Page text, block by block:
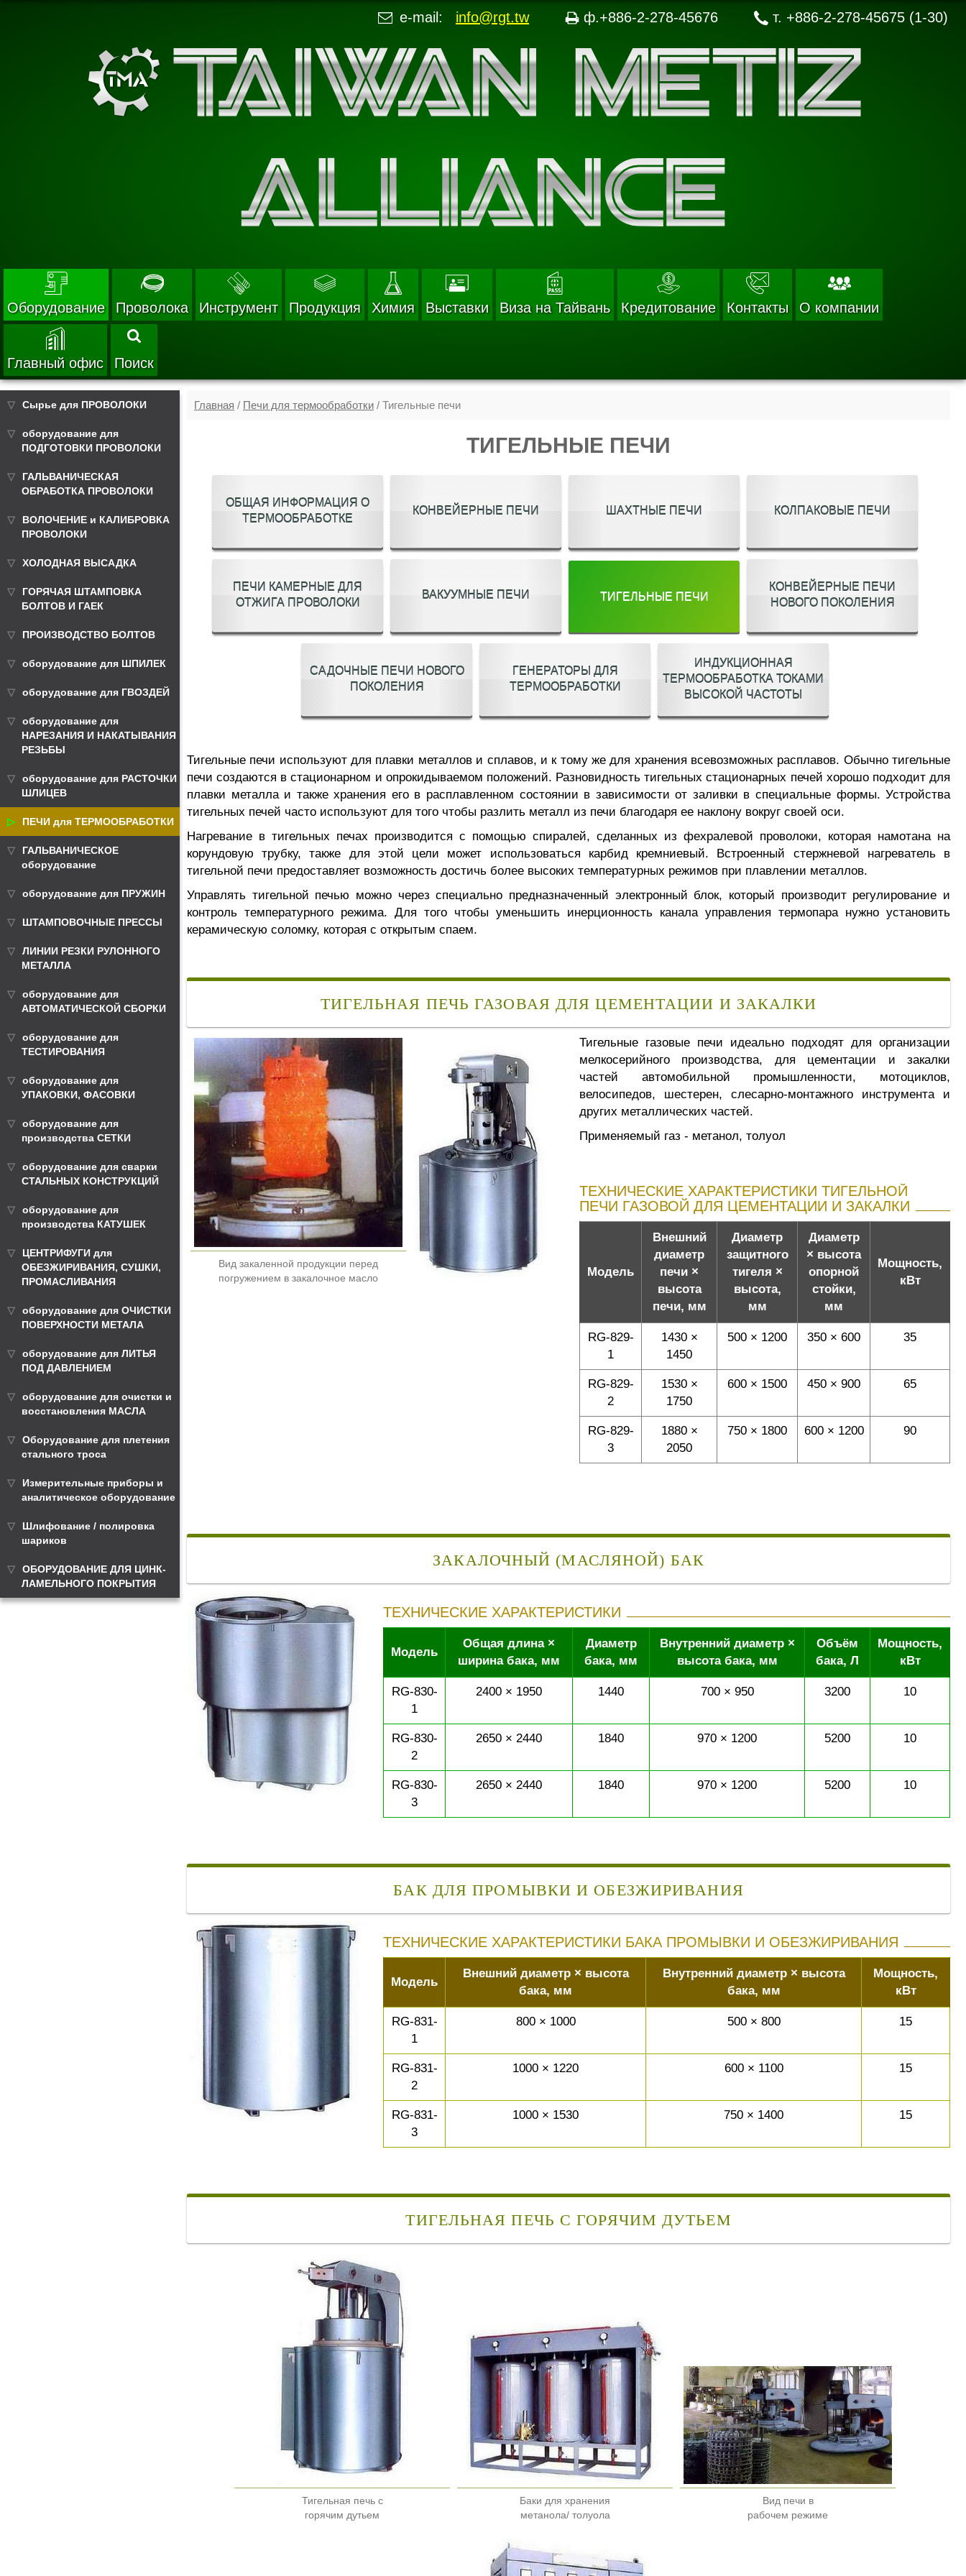
т. +886-2-278-45675 (1-30)
ф.+886-2-278-45676
e-mail: info@rgt.tw
Оборудование Проволока Инструмент Продукция Химия Выставки Виза на Тайвань Кредитование Контакты О компании
Главный офис Поиск
Сырье для ПРОВОЛОКИ
оборудование для
ПОДГОТОВКИ ПРОВОЛОКИ
ГАЛЬВАНИЧЕСКАЯ
ОБРАБОТКА ПРОВОЛОКИ
ВОЛОЧЕНИЕ и КАЛИБРОВКА
ПРОВОЛОКИ
ХОЛОДНАЯ ВЫСАДКА
ГОРЯЧАЯ ШТАМПОВКА
БОЛТОВ И ГАЕК
ПРОИЗВОДСТВО БОЛТОВ
оборудование для ШПИЛЕК
оборудование для ГВОЗДЕЙ
оборудование для
НАРЕЗАНИЯ И НАКАТЫВАНИЯ
РЕЗЬБЫ
оборудование для РАСТОЧКИ
ШЛИЦЕВ
ПЕЧИ для ТЕРМООБРАБОТКИ
ГАЛЬВАНИЧЕСКОЕ
оборудование
оборудование для ПРУЖИН
ШТАМПОВОЧНЫЕ ПРЕССЫ
ЛИНИИ РЕЗКИ РУЛОННОГО
МЕТАЛЛА
оборудование для
АВТОМАТИЧЕСКОЙ СБОРКИ
оборудование для
ТЕСТИРОВАНИЯ
оборудование для
УПАКОВКИ, ФАСОВКИ
оборудование для
производства СЕТКИ
оборудование для сварки
СТАЛЬНЫХ КОНСТРУКЦИЙ
оборудование для
производства КАТУШЕК
ЦЕНТРИФУГИ для
ОБЕЗЖИРИВАНИЯ, СУШКИ,
ПРОМАСЛИВАНИЯ
оборудование для ОЧИСТКИ
ПОВЕРХНОСТИ МЕТАЛА
оборудование для ЛИТЬЯ
ПОД ДАВЛЕНИЕМ
оборудование для очистки и
восстановления МАСЛА
Оборудование для плетения
стального троса
Измерительные приборы и
аналитическое оборудование
Шлифование / полировка
шариков
ОБОРУДОВАНИЕ ДЛЯ ЦИНК-
ЛАМЕЛЬНОГО ПОКРЫТИЯ
Главная / Печи для термообработки / Тигельные печи
ТИГЕЛЬНЫЕ ПЕЧИ
ОБЩАЯ ИНФОРМАЦИЯ О
ТЕРМООБРАБОТКЕ
КОНВЕЙЕРНЫЕ ПЕЧИ ШАХТНЫЕ ПЕЧИ КОЛПАКОВЫЕ ПЕЧИ
ПЕЧИ КАМЕРНЫЕ ДЛЯ
ОТЖИГА ПРОВОЛОКИ
ВАКУУМНЫЕ ПЕЧИ ТИГЕЛЬНЫЕ ПЕЧИ
КОНВЕЙЕРНЫЕ ПЕЧИ
НОВОГО ПОКОЛЕНИЯ
САДОЧНЫЕ ПЕЧИ НОВОГО
ПОКОЛЕНИЯ
ГЕНЕРАТОРЫ ДЛЯ
ТЕРМООБРАБОТКИ
ИНДУКЦИОННАЯ
ТЕРМООБРАБОТКА ТОКАМИ
ВЫСОКОЙ ЧАСТОТЫ
Тигельные печи используют для плавки металлов и сплавов, и к тому же для хранения всевозможных расплавов. Обычно тигельные
печи создаются в стационарном и опрокидываемом положений. Разновидность тигельных стационарных печей хорошо подходит для
плавки металла и также хранения его в расплавленном состоянии в зависимости от заливки в специальные формы. Устройства
тигельных печей часто используют для того чтобы разлить металл из печи благодаря ее наклону вокруг своей оси.
Нагревание в тигельных печах производится с помощью спиралей, сделанных из фехралевой проволоки, которая намотана на
корундовую трубку, также для этой цели может использоваться карбид кремниевый. Встроенный стержневой нагреватель в
тигельной печи предоставляет возможность достичь более высоких температурных режимов при плавлении металлов.
Управлять тигельной печью можно через специально предназначенный электронный блок, который производит регулирование и
контроль температурного режима. Для того чтобы уменьшить инерционность канала управления термопара нужно установить
керамическую соломку, которая с открытым спаем.
ТИГЕЛЬНАЯ ПЕЧЬ ГАЗОВАЯ ДЛЯ ЦЕМЕНТАЦИИ И ЗАКАЛКИ
Вид закаленной продукции перед
погружением в закалочное масло
Тигельные газовые печи идеально подходят для организации
мелкосерийного производства, для цементации и закалки
частей автомобильной промышленности, мотоциклов,
велосипедов, шестерен, слесарно-монтажного инструмента и
других металлических частей.
Применяемый газ - метанол, толуол
ТЕХНИЧЕСКИЕ ХАРАКТЕРИСТИКИ ТИГЕЛЬНОЙ
ПЕЧИ ГАЗОВОЙ ДЛЯ ЦЕМЕНТАЦИИ И ЗАКАЛКИ
Модель
Внешний
диаметр
печи ×
высота
печи, мм
Диаметр
защитного
тигеля ×
высота,
мм
Диаметр
× высота
опорной
стойки,
мм
Мощность,
кВт
RG-829-
1
1430 ×
1450
500 × 1200 350 × 600 35
RG-829-
2
1530 ×
1750
600 × 1500 450 × 900 65
RG-829-
3
1880 ×
2050
750 × 1800 600 × 1200 90
ЗАКАЛОЧНЫЙ (МАСЛЯНОЙ) БАК
ТЕХНИЧЕСКИЕ ХАРАКТЕРИСТИКИ
Модель
Общая длина ×
ширина бака, мм
Диаметр
бака, мм
Внутренний диаметр ×
высота бака, мм
Объём
бака, Л
Мощность,
кВт
RG-830-
1
2400 × 1950 1440 700 × 950 3200 10
RG-830-
2
2650 × 2440 1840 970 × 1200 5200 10
RG-830-
3
2650 × 2440 1840 970 × 1200 5200 10
БАК ДЛЯ ПРОМЫВКИ И ОБЕЗЖИРИВАНИЯ
ТЕХНИЧЕСКИЕ ХАРАКТЕРИСТИКИ БАКА ПРОМЫВКИ И ОБЕЗЖИРИВАНИЯ
Модель
Внешний диаметр × высота
бака, мм
Внутренний диаметр × высота
бака, мм
Мощность,
кВт
RG-831-
1
800 × 1000 500 × 800 15
RG-831-
2
1000 × 1220 600 × 1100 15
RG-831-
3
1000 × 1530 750 × 1400 15
ТИГЕЛЬНАЯ ПЕЧЬ С ГОРЯЧИМ ДУТЬЕМ
Тигельная печь с
горячим дутьем
Баки для хранения
метанола/ толуола
Вид печи в
рабочем режиме